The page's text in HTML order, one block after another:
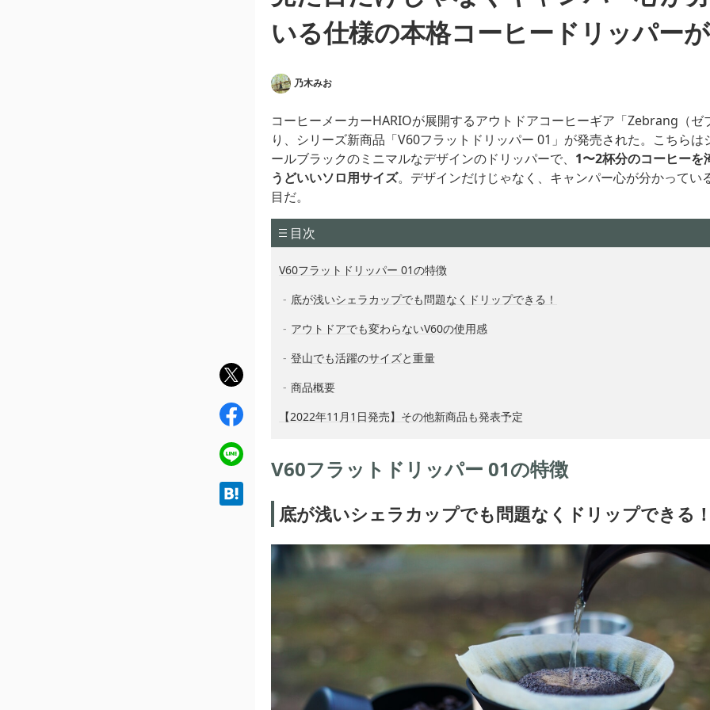
いる仕様の本格コーヒードリッパー
乃木みお
コーヒーメーカーHARIOが展開するアウトドアコーヒーギア「Zebrang（ゼ
り、シリーズ新商品「V60フラットドリッパー 01」が発売された。こちらは
ールブラックのミニマルなデザインのドリッパーで、 1〜2杯分のコーヒーを
うどいいソロ用サイズ。デザインだけじゃなく、キャンパー心が分かってい
目だ。
目次
V60フラットドリッパー 01の特徴
底が浅いシェラカップでも問題なくドリップできる！
アウトドアでも変わらないV60の使用感
登山でも活躍のサイズと重量
商品概要
【2022年11月1日発売】その他新商品も発表予定
V60フラットドリッパー 01の特徴
底が浅いシェラカップでも問題なくドリップできる
twit
ter
fac
ebo
ok
line
hat
ena